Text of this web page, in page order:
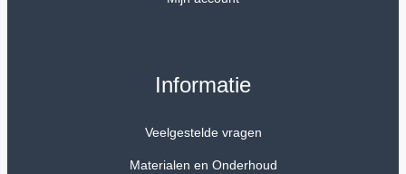
Informatie
Veelgestelde vragen
Materialen en Onderhoud